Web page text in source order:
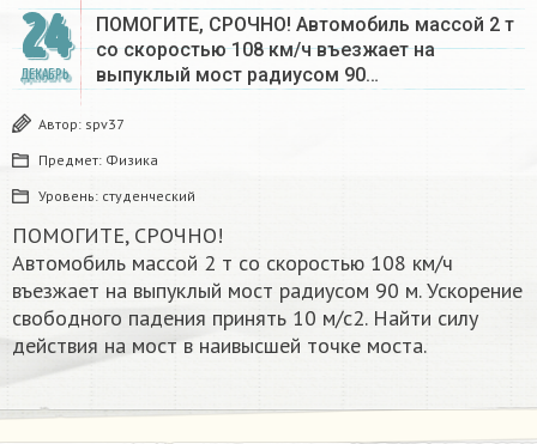
24
ДЕКАБРЬ
ПОМОГИТЕ, СРОЧНО! Автомобиль массой 2 т
со скоростью 108 км/ч въезжает на
выпуклый мост радиусом 90…
Автор: spv37
Предмет: Физика
Уровень: студенческий
ПОМОГИТЕ, СРОЧНО!
Автомобиль массой 2 т со скоростью 108 км/ч
въезжает на выпуклый мост радиусом 90 м. Ускорение
свободного падения принять 10 м/с2. Найти силу
действия на мост в наивысшей точке моста.